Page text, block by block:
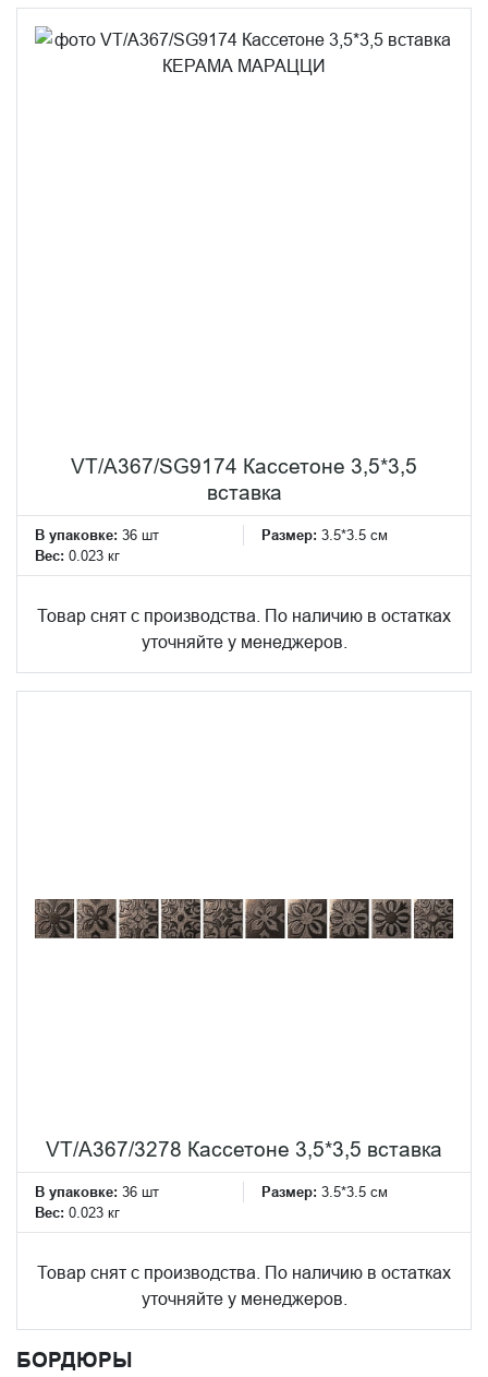
VT/A367/SG9174 Кассетоне 3,5*3,5
вставка
В упаковке: 36 шт Размер: 3.5*3.5 см
Вес: 0.023 кг
Товар снят с производства. По наличию в остатках
уточняйте у менеджеров.
VT/A367/3278 Кассетоне 3,5*3,5 вставка
В упаковке: 36 шт Размер: 3.5*3.5 см
Вес: 0.023 кг
Товар снят с производства. По наличию в остатках
уточняйте у менеджеров.
БОРДЮРЫ